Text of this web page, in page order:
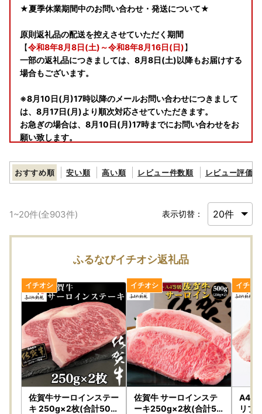
★夏季休業期間中のお問い合わせ・発送について★
原則返礼品の配送を控えさせていただく期間
【令和8年8月8日(土)～令和8年8月16日(日)】
一部の返礼品につきましては、8月8日(土)以降もお届けする
場合もございます。
※8月10日(月)17時以降のメールお問い合わせにつきまして
は、8月17日(月)より順次対応させていただきます。
お急ぎの場合は、8月10日(月)17時までにお問い合わせをお
願い致します。
【お問い合わせ先】
唐津市ふるさと納税サポート室
おすすめ順 安い順 高い順 レビュー件数順 レビュー評価順
1~20件(全903件) 表示切替：
ふるなびイチオシ返礼品
佐賀牛サーロインステー
キ 250g×2枚(合計500
佐賀牛 サーロインステ
ーキ250g×2枚(合計50
A4～
リブ